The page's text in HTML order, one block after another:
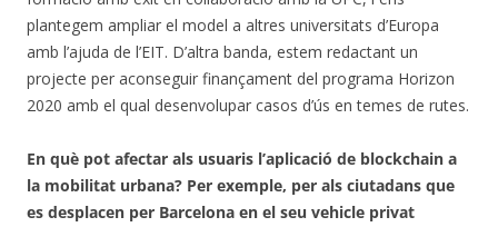
plantegem ampliar el model a altres universitats d’Europa
amb l’ajuda de l’EIT. D’altra banda, estem redactant un
projecte per aconseguir finançament del programa Horizon
2020 amb el qual desenvolupar casos d’ús en temes de rutes.
En què pot afectar als usuaris l’aplicació de blockchain a
la mobilitat urbana? Per exemple, per als ciutadans que
es desplacen per Barcelona en el seu vehicle privat